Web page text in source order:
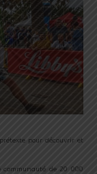
pour découvrir et
communauté de 20 000